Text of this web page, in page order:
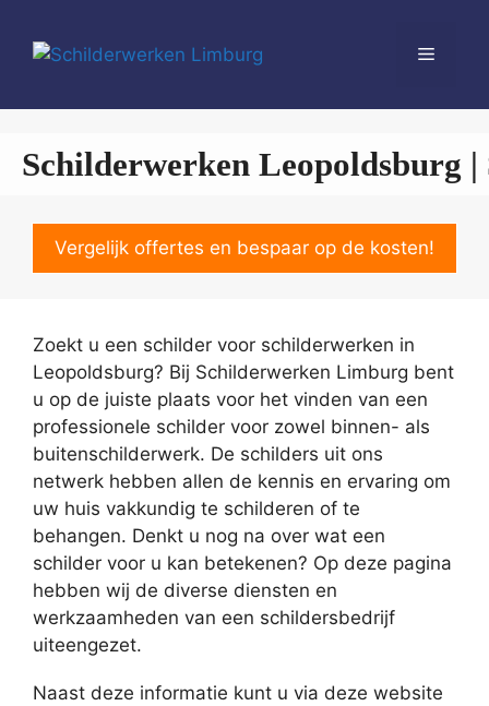
naar
Menu
Schilderwerken Leopoldsburg
Vergelijk offertes en bespaar op de kosten!
Zoekt u een schilder voor schilderwerken in
Leopoldsburg? Bij Schilderwerken Limburg bent
u op de juiste plaats voor het vinden van een
professionele schilder voor zowel binnen- als
buitenschilderwerk. De schilders uit ons
netwerk hebben allen de kennis en ervaring om
uw huis vakkundig te schilderen of te
behangen. Denkt u nog na over wat een
schilder voor u kan betekenen? Op deze pagina
hebben wij de diverse diensten en
werkzaamheden van een schildersbedrijf
uiteengezet.
Naast deze informatie kunt u via deze website